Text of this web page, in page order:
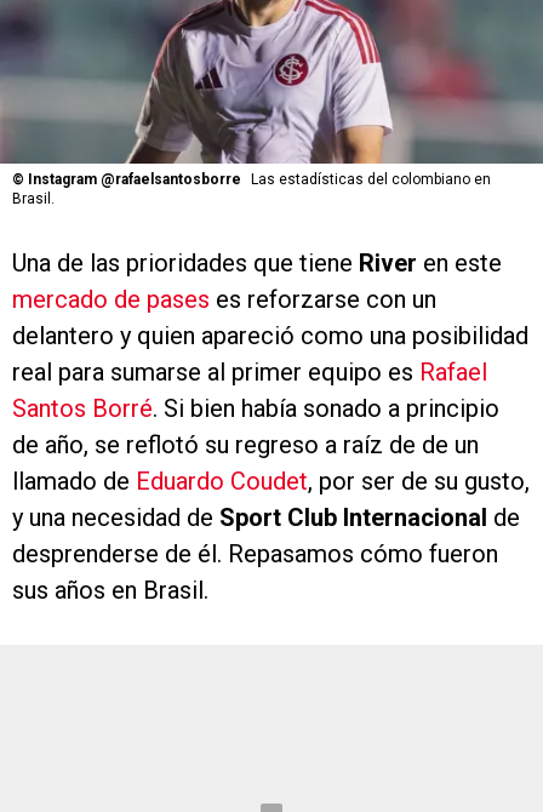
© Instagram @rafaelsantosborre
Las estadísticas del colombiano en
Brasil.
Una de las prioridades que tiene River en este
mercado de pases es reforzarse con un
delantero y quien apareció como una posibilidad
real para sumarse al primer equipo es Rafael
Santos Borré. Si bien había sonado a principio
de año, se reflotó su regreso a raíz de de un
llamado de Eduardo Coudet, por ser de su gusto,
y una necesidad de Sport Club Internacional de
desprenderse de él. Repasamos cómo fueron
sus años en Brasil.